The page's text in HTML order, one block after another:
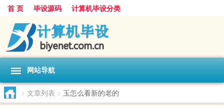
首 页 毕设源码 计算机毕设分类
网站导航
> 文章列表 > 玉怎么看新的老的